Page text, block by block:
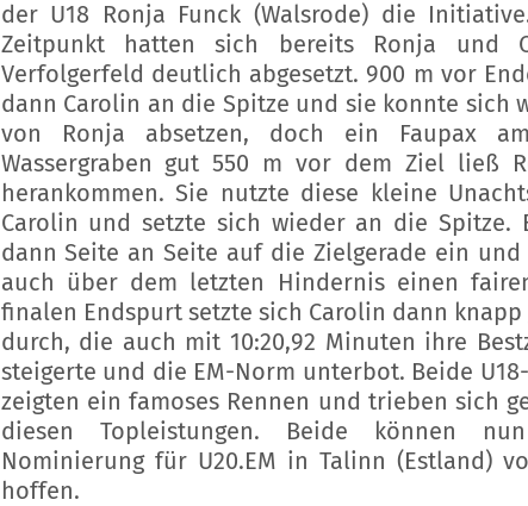
der U18 Ronja Funck (Walsrode) die
Zeitpunkt hatten sich bereits Ronja und
Verfolgerfeld deutlich abgesetzt. 900 m vor
dann Carolin an die Spitze und sie konnte sich
von Ronja absetzen, doch ein Faupax
Wassergraben gut 550 m vor dem Ziel ließ
herankommen. Sie nutzte diese kleine
Carolin und setzte sich wieder an die Spitze.
dann Seite an Seite auf die Zielgerade ein
auch über dem letzten Hindernis einen
finalen Endspurt setzte sich Carolin dann knapp
durch, die auch mit 10:20,92 Minuten ihre
steigerte und die EM-Norm unterbot. Beide
zeigten ein famoses Rennen und trieben sich
diesen Topleistungen. Beide können
Nominierung für U20.EM in Talinn (Estland)
hoffen.